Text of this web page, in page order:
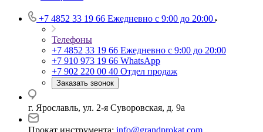
+7 4852 33 19 66 Ежедневно с 9:00 до 20:00
Телефоны
+7 4852 33 19 66 Ежедневно с 9:00 до 20:00
+7 910 973 19 66 WhatsApp
+7 902 220 00 40 Отдел продаж
Заказать звонок
г. Ярославль, ул. 2-я Суворовская, д. 9а
Прокат инструмента: info@grandprokat.com